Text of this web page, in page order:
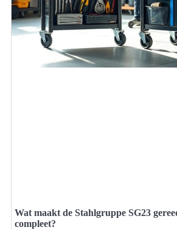
Wat maakt de Stahlgruppe SG23
compleet?